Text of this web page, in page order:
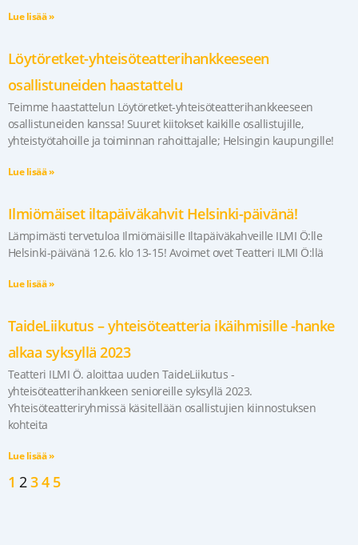
Lue lisää »
Löytöretket-yhteisöteatterihankkeeseen
osallistuneiden haastattelu
Teimme haastattelun Löytöretket-yhteisöteatterihankkeeseen
osallistuneiden kanssa! Suuret kiitokset kaikille osallistujille,
yhteistyötahoille ja toiminnan rahoittajalle; Helsingin kaupungille!
Lue lisää »
Ilmiömäiset iltapäiväkahvit Helsinki-päivänä!
Lämpimästi tervetuloa Ilmiömäisille Iltapäiväkahveille ILMI Ö:lle
Helsinki-päivänä 12.6. klo 13-15! Avoimet ovet Teatteri ILMI Ö:llä
Lue lisää »
TaideLiikutus – yhteisöteatteria ikäihmisille -hanke
alkaa syksyllä 2023
Teatteri ILMI Ö. aloittaa uuden TaideLiikutus -
yhteisöteatterihankkeen senioreille syksyllä 2023.
Yhteisöteatteriryhmissä käsitellään osallistujien kiinnostuksen
kohteita
Lue lisää »
1 234 5